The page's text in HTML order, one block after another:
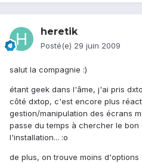
heretik
Posté(e) 29 juin 2009
salut la compagnie :)
étant geek dans l'âme, j'ai pris
côté dxtop, c'est encore plus
gestion/manipulation des écrans
passe du temps à chercher le
l'installation... :o
de plus, on trouve moins